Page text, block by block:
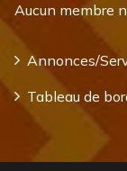
Aucun membre
Annonces/
Tableau de